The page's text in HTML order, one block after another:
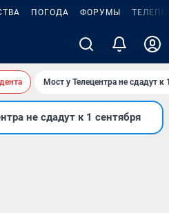
ПОГОДА ФОРУМЫ
Мост у Телецентра не сдадут к
не сдадут к 1 сентября